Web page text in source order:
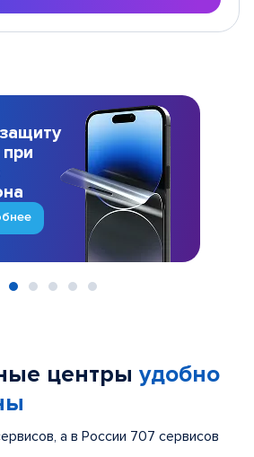
центры удобно
а в России 707 сервисов